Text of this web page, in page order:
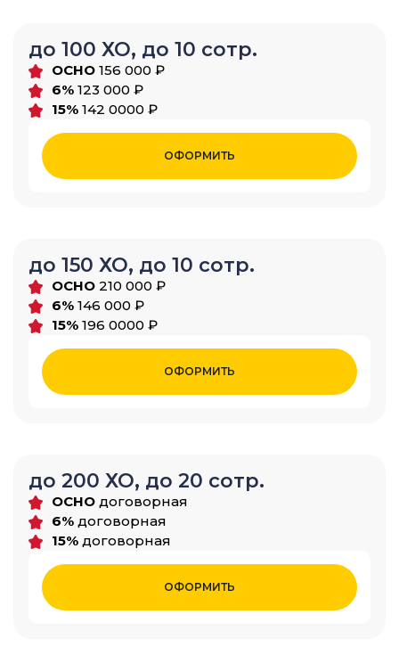
до 100 ХО, до 10 сотр.
ОСНО 156 000 ₽
6% 123 000 ₽
15% 142 0000 ₽
ОФОРМИТЬ
до 150 ХО, до 10 сотр.
ОСНО 210 000 ₽
6% 146 000 ₽
15% 196 0000 ₽
ОФОРМИТЬ
до 200 ХО, до 20 сотр.
ОСНО договорная
6% договорная
15% договорная
ОФОРМИТЬ